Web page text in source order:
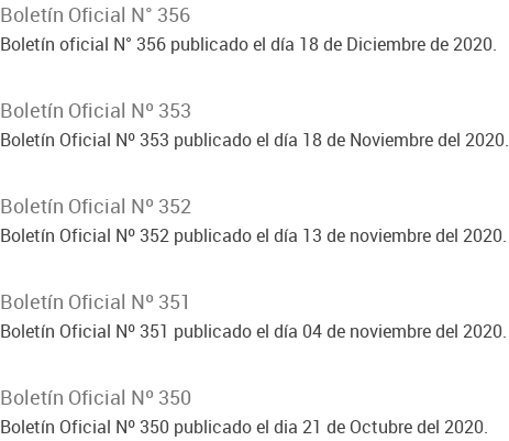
Boletín Oficial N° 356
Boletín oficial N° 356 publicado el día 18 de Diciembre de 2020.
Boletín Oficial Nº 353
Boletín Oficial Nº 353 publicado el día 18 de Noviembre del 2020.
Boletín Oficial Nº 352
Boletín Oficial Nº 352 publicado el día 13 de noviembre del 2020.
Boletín Oficial Nº 351
Boletín Oficial Nº 351 publicado el día 04 de noviembre del 2020.
Boletín Oficial Nº 350
Boletín Oficial Nº 350 publicado el dia 21 de Octubre del 2020.